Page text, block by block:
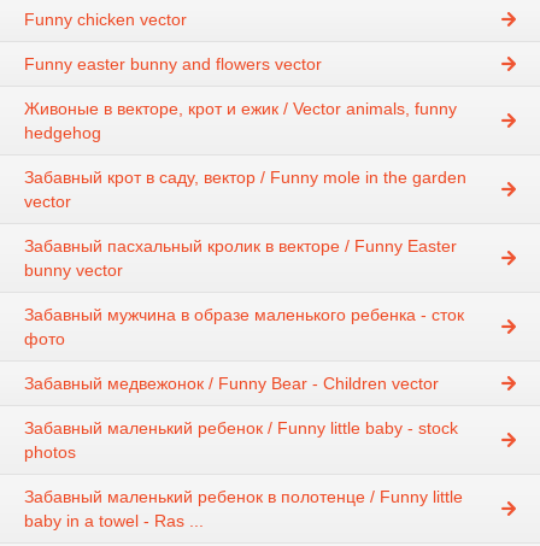
Funny chicken vector
Funny easter bunny and flowers vector
Живоные в векторе, крот и ежик / Vector animals, funny
hedgehog
Забавный крот в саду, вектор / Funny mole in the garden
vector
Забавный пасхальный кролик в векторе / Funny Easter
bunny vector
Забавный мужчина в образе маленького ребенка - сток
фото
Забавный медвежонок / Funny Bear - Children vector
Забавный маленький ребенок / Funny little baby - stock
photos
Забавный маленький ребенок в полотенце / Funny little
baby in a towel - Ras ...